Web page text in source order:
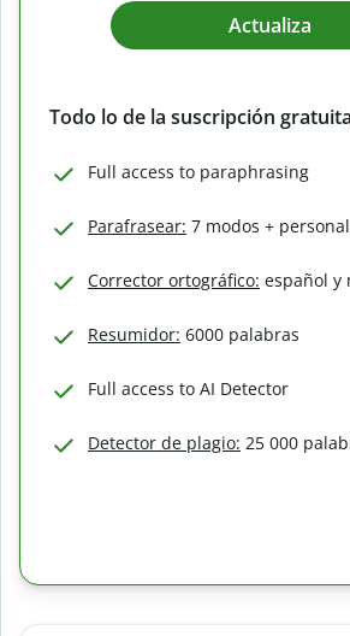
Actualiza
Todo lo de la suscripción
Full access to paraphrasing
Parafrasear: 7 modos +
Corrector ortográfico: español y
Resumidor: 6000 palabras
Full access to AI Detector
Detector de plagio: 25 000